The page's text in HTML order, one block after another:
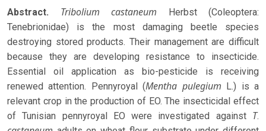
Abstract. Tribolium castaneum
Herbst (Coleoptera:
Tenebrionidae) is the most damaging beetle species
destroying stored products. Their management are difficult
because they are developing resistance to insecticide.
Essential oil application as bio-pesticide is receiving
renewed attention. Pennyroyal (Mentha pulegium L.) is a
relevant crop in the production of EO. The insecticidal effect
of Tunisian pennyroyal EO were investigated against T.